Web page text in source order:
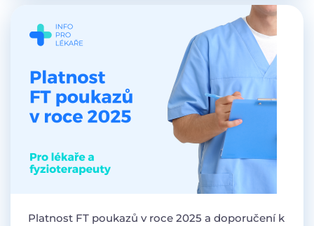
Platnost FT poukazů v roce 2025 a doporučení k